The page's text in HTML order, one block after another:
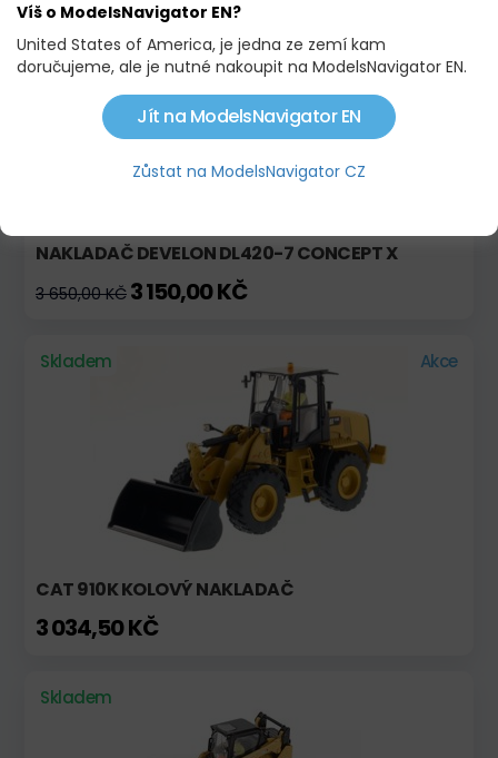
Skladem
NAKLADAČ DEVELON DL420-7 CONCEPT X
3 650,00 KČ 3 150,00 KČ
Skladem Akce
CAT 910K KOLOVÝ NAKLADAČ
3 034,50 KČ
Skladem
Víš o ModelsNavigator EN?
United States of America, je jedna ze zemí kam
doručujeme, ale je nutné nakoupit na ModelsNavigator EN.
Jít na ModelsNavigator EN
Zůstat na ModelsNavigator CZ